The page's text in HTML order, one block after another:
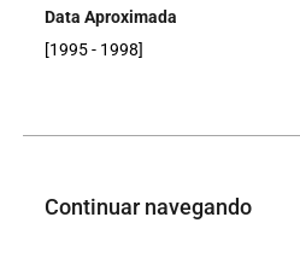
Data Aproximada
[1995 - 1998]
Continuar navegando